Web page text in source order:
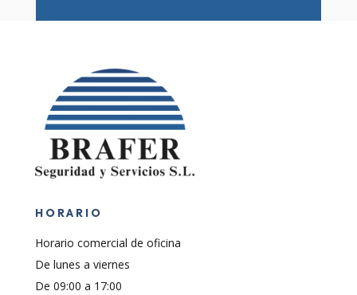
HORARIO
Horario comercial de oficina
De lunes a viernes
De 09:00 a 17:00